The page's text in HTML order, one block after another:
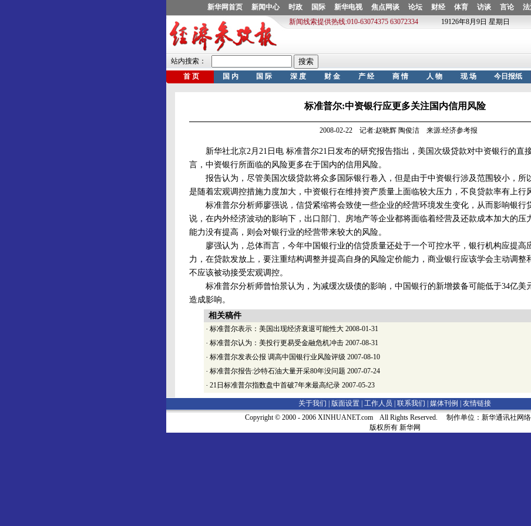
标准普尔:中资银行应更多关注国内信用风险
2008-02-22 记者:赵晓辉 陶俊洁 来源:经济参考报
新华社北京2月21日电 标准普尔21日发布的研究报告指出，美国次级贷款对中资银行的直
言，中资银行所面临的风险更多在于国内的信用风险。
报告认为，尽管美国次级贷款将众多国际银行卷入，但是由于中资银行涉及范围较小，所
是随着宏观调控措施力度加大，中资银行在维持资产质量上面临较大压力，不良贷款率有上行
标准普尔分析师廖强说，信贷紧缩将会致使一些企业的经营环境发生变化，从而影响银行
说，在内外经济波动的影响下，出口部门、房地产等企业都将面临着经营及还款成本加大的压
能力没有提高，则会对银行业的经营带来较大的风险。
廖强认为，总体而言，今年中国银行业的信贷质量还处于一个可控水平，银行机构应提高
力，在贷款发放上，要注重结构调整并提高自身的风险定价能力，商业银行应该学会主动调整
不应该被动接受宏观调控。
标准普尔分析师曾怡景认为，为减缓次级债的影响，中国银行的新增拨备可能低于34亿美
造成影响。
相关稿件
· 标准普尔表示：美国出现经济衰退可能性大 2008-01-31
· 标准普尔认为：美投行更易受金融危机冲击 2007-08-31
· 标准普尔发表公报 调高中国银行业风险评级 2007-08-10
· 标准普尔报告:沙特石油大量开采80年没问题 2007-07-24
· 21日标准普尔指数盘中首破7年来最高纪录 2007-05-23
关于我们 | 版面设置 工作人员 联系我们 媒体刊例
友情链接
Copyright © 2000 - 2006 XINHUANET.com All Rights Reserved. 制作单位：新华通讯社网
版权所有 新华网